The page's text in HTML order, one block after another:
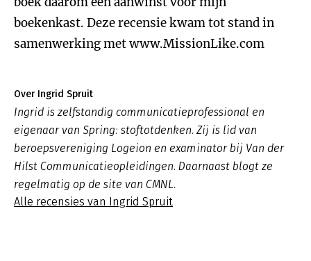
boekenkast. Deze recensie kwam tot stand in
samenwerking met www.MissionLike.com
Over Ingrid Spruit
Ingrid is zelfstandig communicatieprofessional en
eigenaar van Spring: stoftotdenken. Zij is lid van
beroepsvereniging Logeion en examinator bij Van der
Hilst Communicatieopleidingen. Daarnaast blogt ze
regelmatig op de site van CMNL.
Alle recensies van Ingrid Spruit